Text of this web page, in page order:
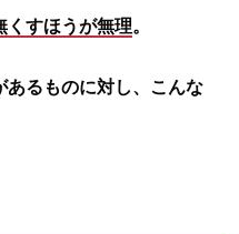
くすほうが無理。
あるものに対し、こんな